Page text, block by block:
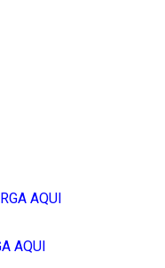
AQUI
AQUI